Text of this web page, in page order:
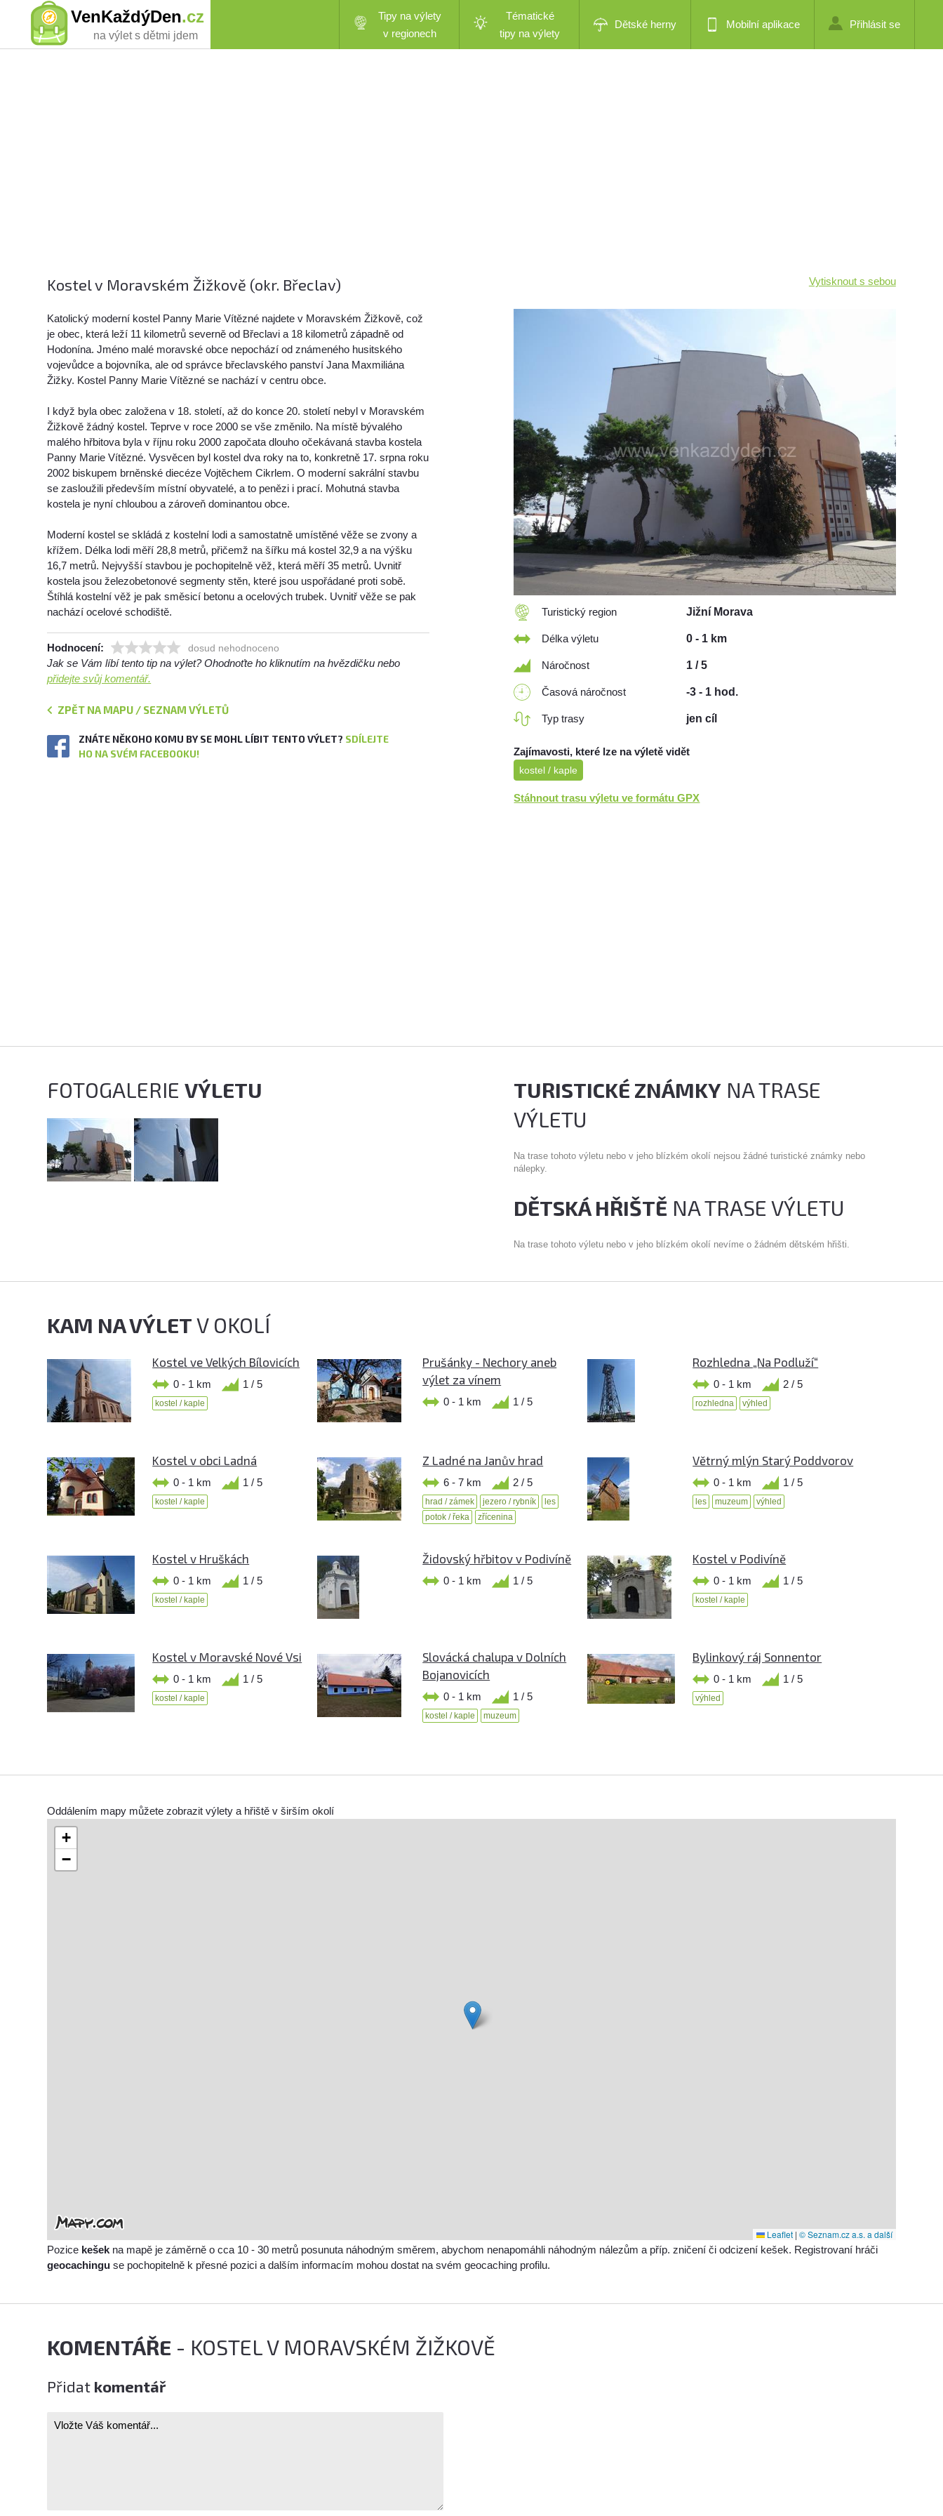
VenKaždýDen.cz
na výlet s dětmi jdem
Tipy na výlety
v regionech
Tématické
tipy na výlety
Dětské herny Mobilní aplikace Přihlásit se
Kostel v Moravském Žižkově (okr. Břeclav) Vytisknout s sebou
Katolický moderní kostel Panny Marie Vítězné najdete v Moravském Žižkově, což
je obec, která leží 11 kilometrů severně od Břeclavi a 18 kilometrů západně od
Hodonína. Jméno malé moravské obce nepochází od známeného husitského
vojevůdce a bojovníka, ale od správce břeclavského panství Jana Maxmiliána
Žižky. Kostel Panny Marie Vítězné se nachází v centru obce.
I když byla obec založena v 18. století, až do konce 20. století nebyl v Moravském
Žižkově žádný kostel. Teprve v roce 2000 se vše změnilo. Na místě bývalého
malého hřbitova byla v říjnu roku 2000 započata dlouho očekávaná stavba kostela
Panny Marie Vítězné. Vysvěcen byl kostel dva roky na to, konkretně 17. srpna roku
2002 biskupem brněnské diecéze Vojtěchem Cikrlem. O moderní sakrální stavbu
se zasloužili především místní obyvatelé, a to penězi i prací. Mohutná stavba
kostela je nyní chloubou a zároveň dominantou obce.
Moderní kostel se skládá z kostelní lodi a samostatně umístěné věže se zvony a
křížem. Délka lodi měří 28,8 metrů, přičemž na šířku má kostel 32,9 a na výšku
16,7 metrů. Nejvyšší stavbou je pochopitelně věž, která měří 35 metrů. Uvnitř
kostela jsou železobetonové segmenty stěn, které jsou uspořádané proti sobě.
Štíhlá kostelní věž je pak směsicí betonu a ocelových trubek. Uvnitř věže se pak
nachází ocelové schodiště.
Hodnocení: dosud nehodnoceno
Jak se Vám líbí tento tip na výlet? Ohodnoťte ho kliknutím na hvězdičku nebo
přidejte svůj komentář.
ZPĚT NA MAPU / SEZNAM VÝLETŮ
ZNÁTE NĚKOHO KOMU BY SE MOHL LÍBIT TENTO VÝLET? SDÍLEJTE
HO NA SVÉM FACEBOOKU!
Turistický region Jižní Morava
Délka výletu 0 - 1 km
Náročnost 1 / 5
Časová náročnost -3 - 1 hod.
Typ trasy jen cíl
Zajímavosti, které lze na výletě vidět
kostel / kaple
Stáhnout trasu výletu ve formátu GPX
FOTOGALERIEVÝLETU TURISTICKÉ ZNÁMKY NA TRASE
VÝLETU
Na trase tohoto výletu nebo v jeho blízkém okolí nejsou žádné turistické známky nebo
nálepky.
DĚTSKÁ HŘIŠTĚ NA TRASE VÝLETU
Na trase tohoto výletu nebo v jeho blízkém okolí nevíme o žádném dětském hřišti.
KAM NA VÝLETV OKOLÍ
Kostel ve Velkých Bílovicích
0 - 1 km 1 / 5
kostel / kaple
Prušánky - Nechory aneb
výlet za vínem
0 - 1 km 1 / 5
Rozhledna „Na Podluží“
0 - 1 km 2 / 5
rozhledna výhled
Kostel v obci Ladná
0 - 1 km 1 / 5
kostel / kaple
Z Ladné na Janův hrad
6 - 7 km 2 / 5
hrad / zámek jezero / rybník
les
potok / řeka
zřícenina
Větrný mlýn Starý Poddvorov
0 - 1 km 1 / 5
les muzeum výhled
Kostel v Hruškách
0 - 1 km 1 / 5
kostel / kaple
Židovský hřbitov v Podivíně
0 - 1 km 1 / 5
Kostel v Podivíně
0 - 1 km 1 / 5
kostel / kaple
Kostel v Moravské Nové Vsi
0 - 1 km 1 / 5
kostel / kaple
Slovácká chalupa v Dolních
Bojanovicích
0 - 1 km 1 / 5
kostel / kaple muzeum
Bylinkový ráj Sonnentor
0 - 1 km 1 / 5
výhled
Oddálením mapy můžete zobrazit výlety a hřiště v širším okolí
+
−
Leaflet | © Seznam.cz a.s. a další
Pozice kešek na mapě je záměrně o cca 10 - 30 metrů posunuta náhodným směrem, abychom nenapomáhli náhodným nálezům a příp. zničení či odcizení kešek. Registrovaní hráči
geocachingu se pochopitelně k přesné pozici a dalším informacím mohou dostat na svém geocaching profilu.
KOMENTÁŘE - KOSTEL V MORAVSKÉM ŽIŽKOVĚ
Přidat komentář